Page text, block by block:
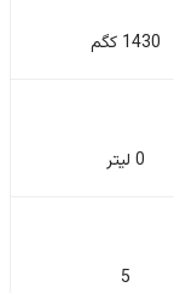
1430 کگم
0 لیتر
5